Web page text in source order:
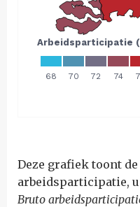
Deze grafiek toont
arbeidsparticipatie,
Bruto